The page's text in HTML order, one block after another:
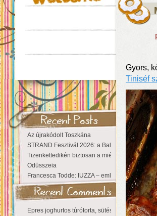
Az újrakódolt Toszkána
STRAND Fesztivál 2026: a Balaton partján a
Tizenkettedikén biztosan a miénk a Sziget!
Odüsszeia
Francesca Todde: IUZZA – emlékezet, táj és
Epres joghurtos túrótorta, sütés nélkül
Gyors,
Tiniséf